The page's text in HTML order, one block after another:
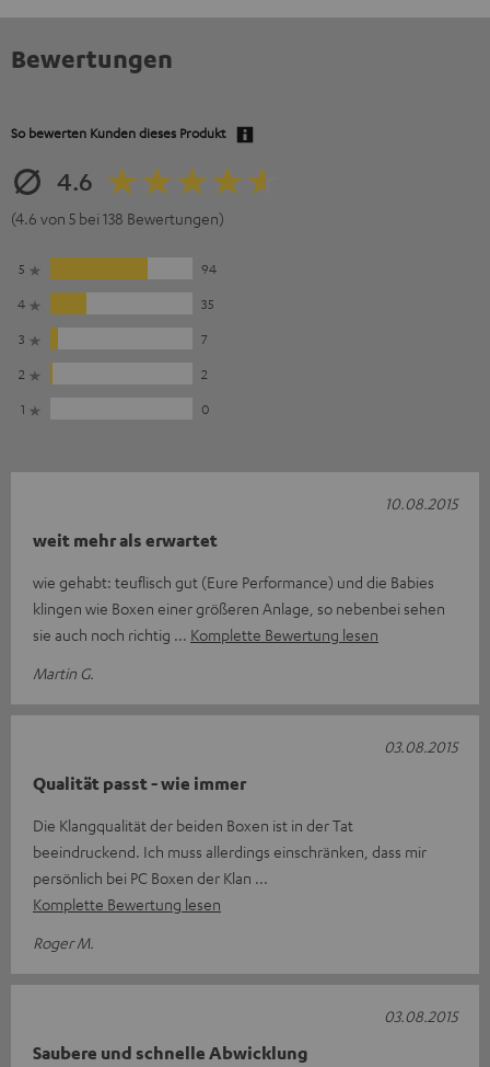
Bewertungen
So bewerten Kunden dieses Produkt
4.6
(4.6 von 5 bei 138 Bewertungen)
5
94
4
35
3
7
2
2
1
0
weit mehr als erwartet
wie gehabt: teuflisch gut (Eure Performance) und die Babies
klingen wie Boxen einer größeren Anlage, so nebenbei sehen
sie auch noch richtig
Komplette Bewertung lesen
Martin G.
10.08.2015
Qualität passt - wie immer
Die Klangqualität der beiden Boxen ist in der Tat
beeindruckend. Ich muss allerdings einschränken, dass mir
persönlich bei PC Boxen der Klan
Komplette Bewertung lesen
Roger M.
03.08.2015
Saubere und schnelle Abwicklung
03.08.2015